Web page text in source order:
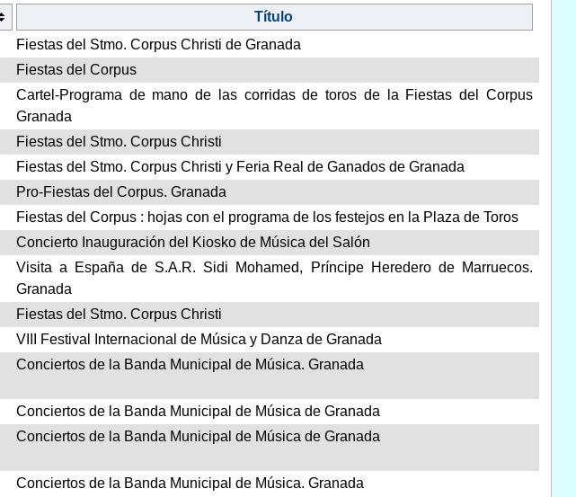
Título
Fiestas del Stmo. Corpus Christi de Granada
Fiestas del Corpus
Cartel-Programa de mano de las corridas de toros de la Fiestas del Corpus
Granada
Fiestas del Stmo. Corpus Christi
Fiestas del Stmo. Corpus Christi y Feria Real de Ganados de Granada
Pro-Fiestas del Corpus. Granada
Fiestas del Corpus : hojas con el programa de los festejos en la Plaza de Toros
Concierto Inauguración del Kiosko de Música del Salón
Visita a España de S.A.R. Sidi Mohamed, Príncipe Heredero de Marruecos.
Granada
Fiestas del Stmo. Corpus Christi
VIII Festival Internacional de Música y Danza de Granada
Conciertos de la Banda Municipal de Música. Granada
Conciertos de la Banda Municipal de Música de Granada
Conciertos de la Banda Municipal de Música de Granada
Conciertos de la Banda Municipal de Música. Granada